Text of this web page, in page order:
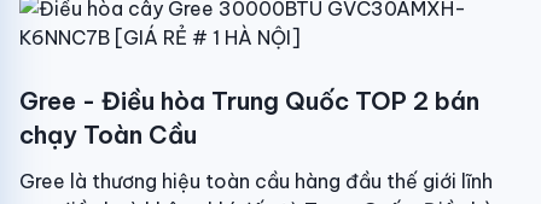
Gree - Điều hòa Trung Quốc TOP 2 bán
chạy Toàn Cầu
Gree là thương hiệu toàn cầu hàng đầu thế giới lĩnh